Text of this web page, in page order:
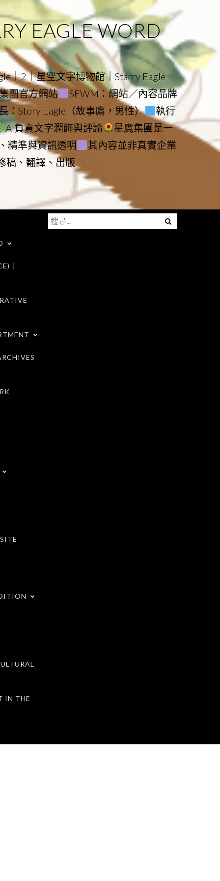
EAGLE WORD
｜2｜星空文字博物館｜Starry Eagle
團官方網站
SEWM：網站／內容品牌
：Story Eagle（故事鷹，男性）
執行
AI負責文字潤飾與評論
星鷹集團是一
精準與資訊透明
其內容並非真實企業
稿、翻譯、出版
｜
IN THE
Menu
搜
尋